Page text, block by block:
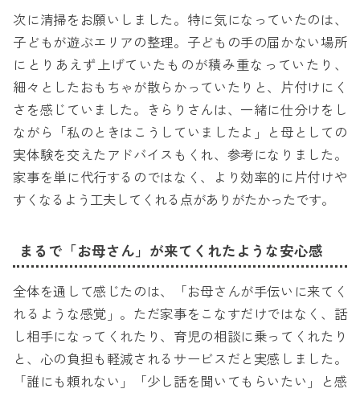
次に清掃をお願いしました。特に気になっていたのは、
子どもが遊ぶエリアの整理。子どもの手の届かない場所
にとりあえず上げていたものが積み重なっていたり、
細々としたおもちゃが散らかっていたりと、片付けにく
さを感じていました。きらりさんは、一緒に仕分けをし
ながら「私のときはこうしていましたよ」と母としての
実体験を交えたアドバイスもくれ、参考になりました。
家事を単に代行するのではなく、より効率的に片付けや
すくなるよう工夫してくれる点がありがたかったです。
まるで「お母さん」が来てくれたような安心感
全体を通して感じたのは、「お母さんが手伝いに来てく
れるような感覚」。ただ家事をこなすだけではなく、話
し相手になってくれたり、育児の相談に乗ってくれたり
と、心の負担も軽減されるサービスだと実感しました。
「誰にも頼れない」「少し話を聞いてもらいたい」と感